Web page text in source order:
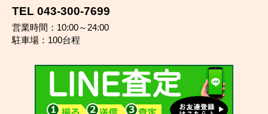
TEL 043-300-7699
営業時間：10:00～24:00
駐車場：100台程